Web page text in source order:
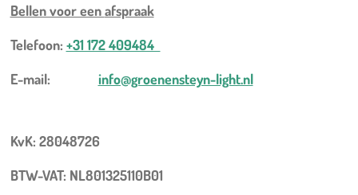
Bellen voor eenafspraak
Telefoon: +31 172 409484
E-mail: info@groenensteyn-light.nl
KvK: 28048726
BTW-VAT: NL801325110B01